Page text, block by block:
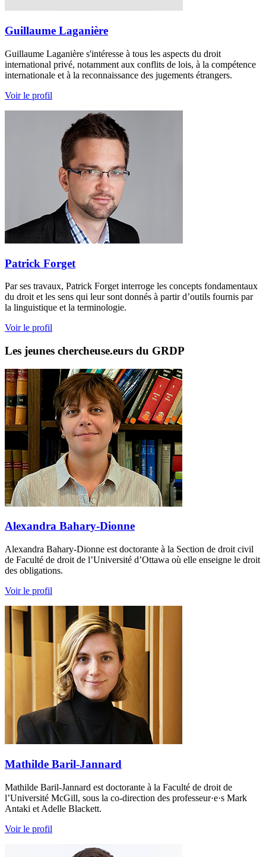
Guillaume Laganière
Guillaume Laganière s'intéresse à tous les aspects du droit
international privé, notamment aux conflits de lois, à la compétence
internationale et à la reconnaissance des jugements étrangers.
Voir le profil
Patrick Forget
Par ses travaux, Patrick Forget interroge les concepts fondamentaux
du droit et les sens qui leur sont donnés à partir d’outils fournis par
la linguistique et la terminologie.
Voir le profil
Les jeunes chercheuse.eurs du GRDP
Alexandra Bahary-Dionne
Alexandra Bahary-Dionne est doctorante à la Section de droit civil
de Faculté de droit de l’Université d’Ottawa où elle enseigne le droit
des obligations.
Voir le profil
Mathilde Baril-Jannard
Mathilde Baril-Jannard est doctorante à la Faculté de droit de
l’Université McGill, sous la co-direction des professeur·e·s Mark
Antaki et Adelle Blackett.
Voir le profil